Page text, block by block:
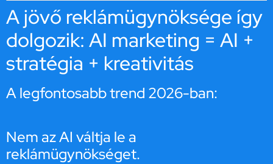
A jövő reklámügynöksége így
dolgozik: AI marketing = AI +
stratégia + kreativitás
A legfontosabb trend 2026-ban:
Nem az AI váltja le a
reklámügynökséget.